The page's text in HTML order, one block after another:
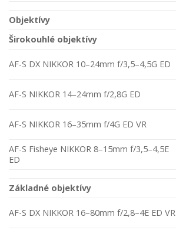
Objektívy
Širokouhlé objektívy
AF-S DX NIKKOR 10–24mm f/3,5–4,5G ED
AF-S NIKKOR 14–24mm f/2,8G ED
AF-S NIKKOR 16–35mm f/4G ED VR
AF-S Fisheye NIKKOR 8–15mm f/3,5–4,5E
ED
Základné objektívy
AF-S DX NIKKOR 16–80mm f/2,8–4E ED VR